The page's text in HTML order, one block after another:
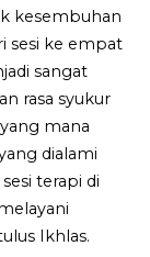
kesembuhan
sesi ke empat
sangat
rasa syukur
mana
dialami
terapi di
Ikhlas.